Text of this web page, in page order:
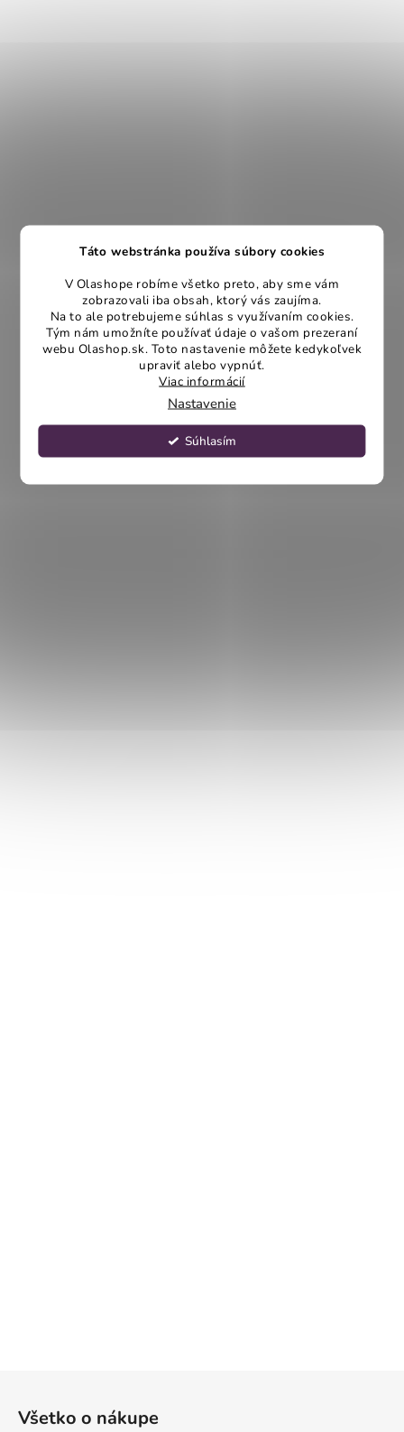
Táto webstránka používa súbory cookies
V Olashope robíme všetko preto, aby sme vám
zobrazovali iba obsah, ktorý vás zaujíma.
Na to ale potrebujeme súhlas s využívaním cookies.
Tým nám umožníte používať údaje o vašom prezeraní
webu Olashop.sk. Toto nastavenie môžete kedykoľvek
upraviť alebo vypnúť.
Viac informácií
Nastavenie
Súhlasím
Všetko o nákupe